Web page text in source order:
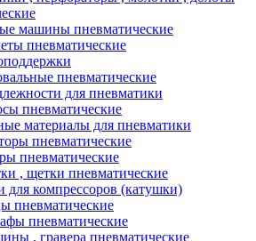
машины пневматические
пневматические
пневматические
для пневматики
пневматические
материалы для пневматики
пневматические
пневматические
, щетки пневматические
для компрессоров (катушки)
пневматические
пневматические
, гравера пневматические